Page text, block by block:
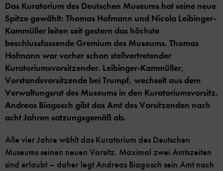
Das Kuratorium des Deutschen Museums hat seine neue
Spitze gewählt: Thomas Hofmann und Nicola Leibinger-
Kammüller leiten seit gestern das höchste
beschlussfassende Gremium des Museums. Thomas
Hofmann war vorher schon stellvertretender
Kuratoriumsvorsitzender. Leibinger-Kammüller,
Vorstandsvorsitzende bei Trumpf, wechselt aus dem
Verwaltungsrat des Museums in den Kuratoriumsvorsitz.
Andreas Biagosch gibt das Amt des Vorsitzenden nach
acht Jahren satzungsgemäß ab.
Alle vier Jahre wählt das Kuratorium des Deutschen
Museums seinen neuen Vorsitz. Maximal zwei Amtszeiten
sind erlaubt – daher legt Andreas Biagosch sein Amt nach